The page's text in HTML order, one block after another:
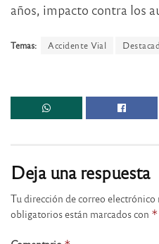
años, impacto contra los
Temas: Accidente Vial
Deja una respuesta
Tu dirección de correo electrónico
obligatorios están marcados con *